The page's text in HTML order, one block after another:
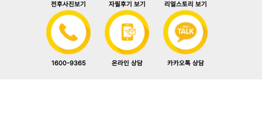
전후사진보기 자필후기 보기 리얼스토리 보기
1600-9365 온라인 상담 카카오톡 상담